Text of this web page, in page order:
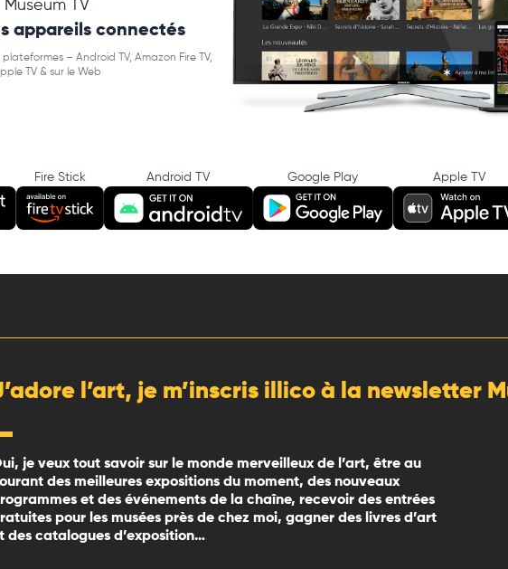
Museum TV
appareils connectés
– Android TV, Amazon Fire TV,
TV & sur le Web
Fire Stick Android TV Google Play Apple TV
l’art, je m’inscris illico à la newsletter
je veux tout savoir sur le monde merveilleux de l’art, être au
des meilleures expositions du moment, des nouveaux
et des événements de la chaîne, recevoir des entrées
pour les musées près de chez moi, gagner des livres d’art
des catalogues d’exposition…